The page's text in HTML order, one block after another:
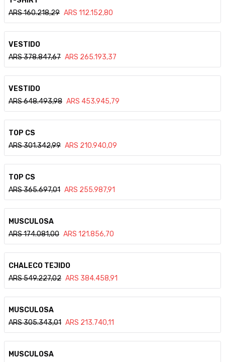
ARS160.218,29 ARS 112.152,80
VESTIDO
ARS378.847,67 ARS 265.193,37
VESTIDO
ARS648.493,98 ARS 453.945,79
TOP CS
ARS301.342,99 ARS 210.940,09
TOP CS
ARS365.697,01 ARS 255.987,91
MUSCULOSA
ARS174.081,00 ARS 121.856,70
CHALECO TEJIDO
ARS549.227,02 ARS 384.458,91
MUSCULOSA
ARS305.343,01 ARS 213.740,11
MUSCULOSA